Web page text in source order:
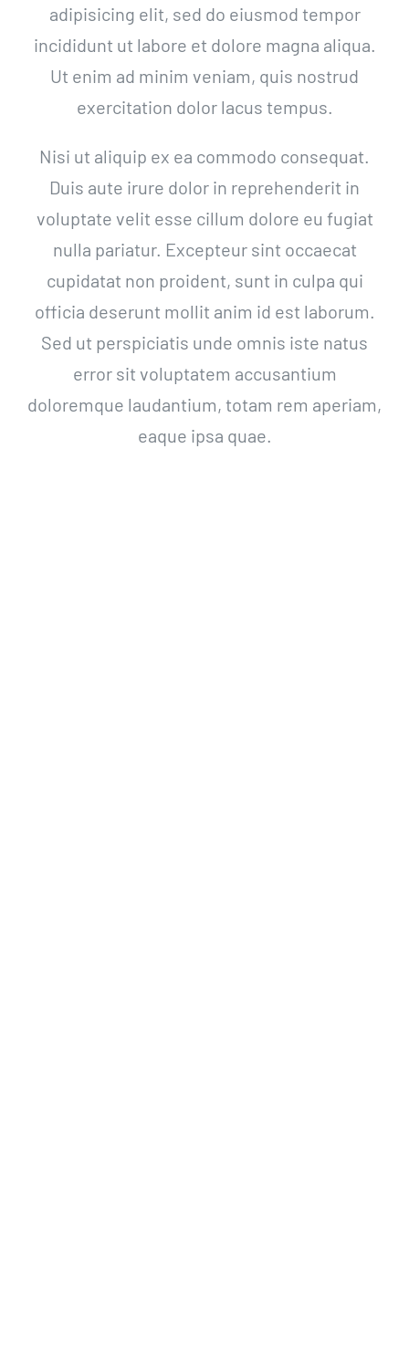
Contáctenos
adipisicing elit, sed do eiusmod tempor
incididunt ut labore et dolore magna aliqua.
Ut enim ad minim veniam, quis nostrud
exercitation dolor lacus tempus.
Nisi ut aliquip ex ea commodo consequat.
Duis aute irure dolor in reprehenderit in
voluptate velit esse cillum dolore eu fugiat
nulla pariatur. Excepteur sint occaecat
cupidatat non proident, sunt in culpa qui
officia deserunt mollit anim id est laborum.
Sed ut perspiciatis unde omnis iste natus
error sit voluptatem accusantium
doloremque laudantium, totam rem aperiam,
eaque ipsa quae.